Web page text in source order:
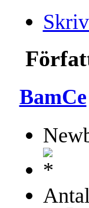
BamCe